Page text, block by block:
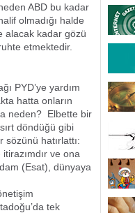
ABD bu kadar
olmadığı halde
alacak kadar gözü
etmektedir.
PYD’ye yardım
hatta onların
neden? Elbette bir
döndüğü gibi
hatırlattı:
ve ona
(Esat), dünyaya
tek